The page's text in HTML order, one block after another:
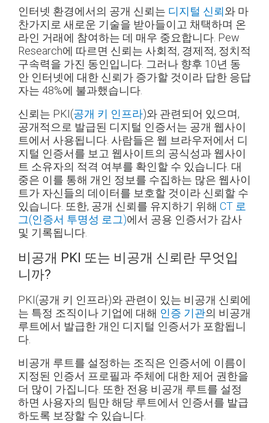
인터넷 환경에서의 공개 신뢰는 디지털 신뢰와 마
찬가지로 새로운 기술을 받아들이고 채택하며 온
라인 거래에 참여하는 데 매우 중요합니다. Pew
Research에 따르면 신뢰는 사회적, 경제적, 정치적
구속력을 가진 동인입니다. 그러나 향후 10년 동
안 인터넷에 대한 신뢰가 증가할 것이라 답한 응답
자는 48%에 불과했습니다.
신뢰는 PKI(공개 키 인프라)와 관련되어 있으며,
공개적으로 발급된 디지털 인증서는 공개 웹사이
트에서 사용됩니다. 사람들은 웹 브라우저에서 디
지털 인증서를 보고 웹사이트의 공식성과 웹사이
트 소유자의 적격 여부를 확인할 수 있습니다. 대
중은 이를 통해 개인 정보를 수집하는 많은 웹사이
트가 자신들의 데이터를 보호할 것이라 신뢰할 수
있습니다. 또한, 공개 신뢰를 유지하기 위해 CT 로
그(인증서 투명성 로그)에서 공용 인증서가 감사
및 기록됩니다.
비공개 PKI 또는 비공개 신뢰란 무엇입
니까?
PKI(공개 키 인프라)와 관련이 있는 비공개 신뢰에
는 특정 조직이나 기업에 대해 인증 기관의 비공개
루트에서 발급한 개인 디지털 인증서가 포함됩니
다.
비공개 루트를 설정하는 조직은 인증서에 이름이
지정된 인증서 프로필과 주체에 대한 제어 권한을
더 많이 가집니다. 또한 전용 비공개 루트를 설정
하면 사용자의 팀만 해당 루트에서 인증서를 발급
하도록 보장할 수 있습니다.